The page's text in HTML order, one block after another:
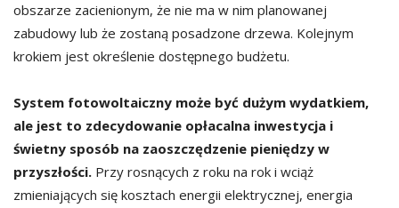
obszarze zacienionym, że nie ma w nim planowanej
zabudowy lub że zostaną posadzone drzewa. Kolejnym
krokiem jest określenie dostępnego budżetu.
System fotowoltaiczny może być dużym wydatkiem,
ale jest to zdecydowanie opłacalna inwestycja i
świetny sposób na zaoszczędzenie pieniędzy w
przyszłości. Przy rosnących z roku na rok i wciąż
zmieniających się kosztach energii elektrycznej, energia